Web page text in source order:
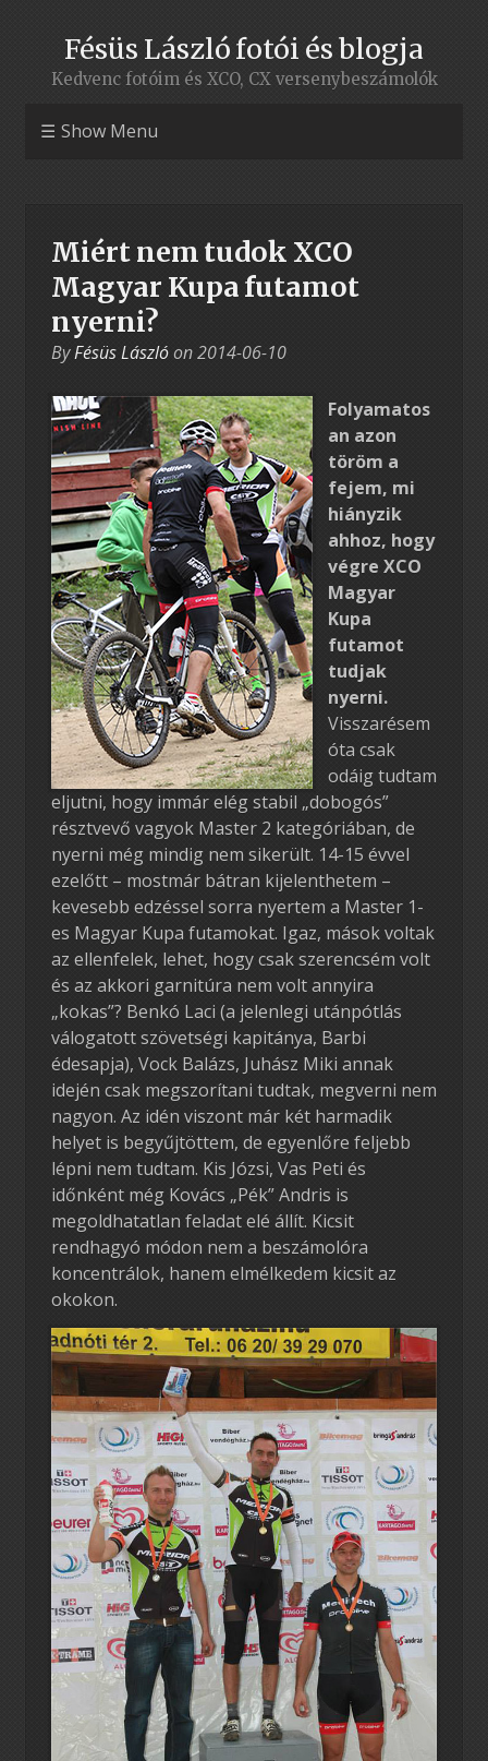
Fésüs László fotói és blogja
Kedvenc fotóim és XCO, CX versenybeszámolók
Show Menu
Miért nem tudok XCO
Magyar Kupa futamot
nyerni?
ByFésüs Lászlóon2014-06-10
Folyamatos
an azon
töröm a
fejem, mi
hiányzik
ahhoz, hogy
végre XCO
Magyar
Kupa
futamot
tudjak
nyerni.
Visszarésem
óta csak
odáig tudtam
eljutni, hogy immár elég stabil „dobogós”
résztvevő vagyok Master 2 kategóriában, de
nyerni még mindig nem sikerült. 14-15 évvel
ezelőtt – mostmár bátran kijelenthetem –
kevesebb edzéssel sorra nyertem a Master 1-
es Magyar Kupa futamokat. Igaz, mások voltak
az ellenfelek, lehet, hogy csak szerencsém volt
és az akkori garnitúra nem volt annyira
„kokas”? Benkó Laci (a jelenlegi utánpótlás
válogatott szövetségi kapitánya, Barbi
édesapja), Vock Balázs, Juhász Miki annak
idején csak megszorítani tudtak, megverni nem
nagyon. Az idén viszont már két harmadik
helyet is begyűjtöttem, de egyenlőre feljebb
lépni nem tudtam. Kis Józsi, Vas Peti és
időnként még Kovács „Pék” Andris is
megoldhatatlan feladat elé állít. Kicsit
rendhagyó módon nem a beszámolóra
koncentrálok, hanem elmélkedem kicsit az
okokon.